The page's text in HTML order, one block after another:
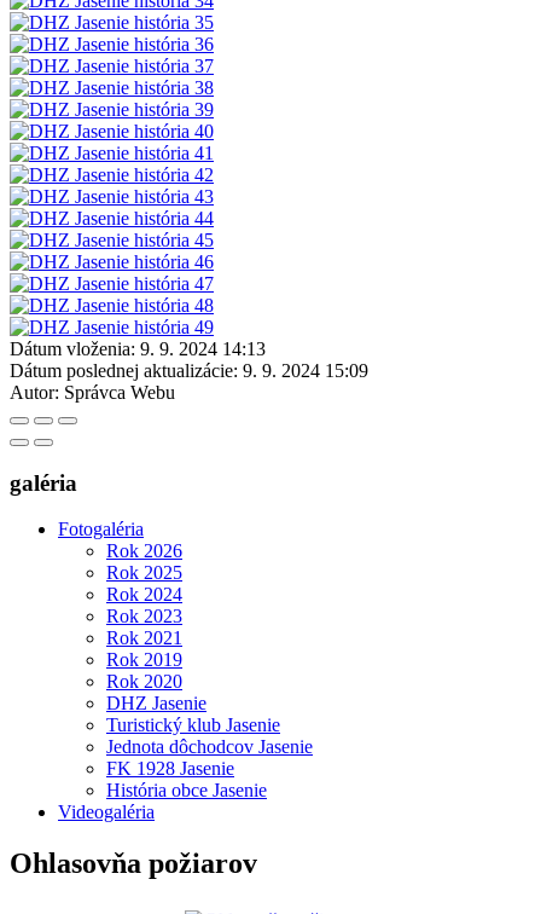
Dátum vloženia: 9. 9. 2024 14:13
Dátum poslednej aktualizácie: 9. 9. 2024 15:09
Autor: Správca Webu
galéria
Fotogaléria
Rok 2026
Rok 2025
Rok 2024
Rok 2023
Rok 2021
Rok 2019
Rok 2020
DHZ Jasenie
Turistický klub Jasenie
Jednota dôchodcov Jasenie
FK 1928 Jasenie
História obce Jasenie
Videogaléria
Ohlasovňa požiarov